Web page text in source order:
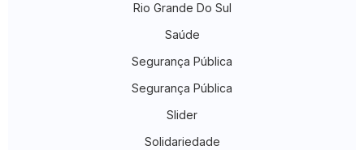
Rio Grande Do Sul
Saúde
Segurança Pública
Segurança Pública
Slider
Solidariedade